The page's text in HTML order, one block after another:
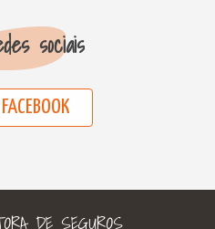
sociais
FACEBOOK
DE SEGUROS